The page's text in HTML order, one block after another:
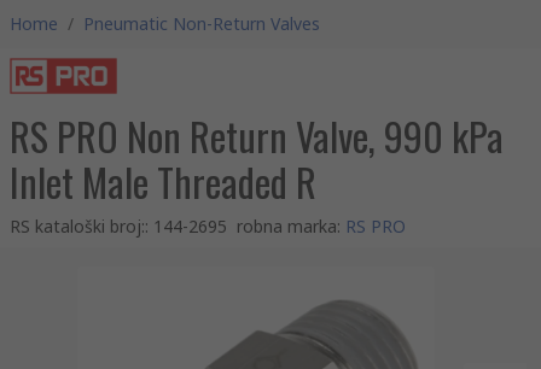
Home / Pneumatic Non-Return Valves
RS PRO Non Return Valve, 990 kPa
Inlet Male Threaded R
RS kataloški broj:: 144-2695 robna marka: RS PRO